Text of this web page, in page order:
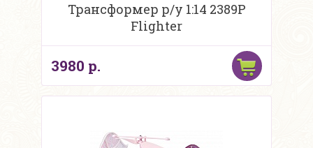
Трансформер р/у 1:14 2389P
Flighter
3980 р.